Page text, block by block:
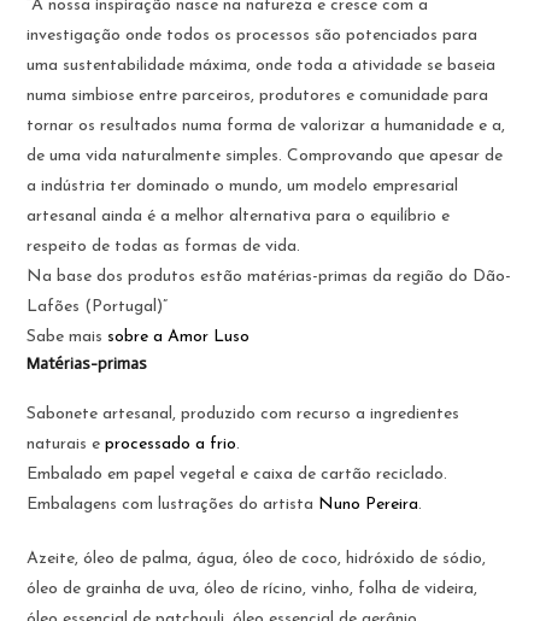
“A nossa inspiração nasce na natureza e cresce com a
investigação onde todos os processos são potenciados para
uma sustentabilidade máxima, onde toda a atividade se baseia
numa simbiose entre parceiros, produtores e comunidade para
tornar os resultados numa forma de valorizar a humanidade e a,
de uma vida naturalmente simples. Comprovando que apesar de
a indústria ter dominado o mundo, um modelo empresarial
artesanal ainda é a melhor alternativa para o equilíbrio e
respeito de todas as formas de vida.
Na base dos produtos estão matérias-primas da região do Dão-
Lafões (Portugal)”
Sabe mais sobre a Amor Luso
Matérias-primas
Sabonete artesanal, produzido com recurso a ingredientes
naturais eprocessado a frio.
Embalado em papel vegetal e caixa de cartão reciclado.
Embalagens com lustrações do artista Nuno Pereira.
Azeite, óleo de palma, água, óleo de coco, hidróxido de sódio,
óleo de grainha de uva, óleo de rícino, vinho, folha de videira,